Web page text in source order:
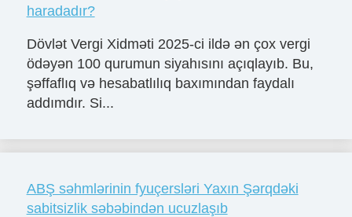
haradadır?
Dövlət Vergi Xidməti 2025-ci ildə ən çox vergi
ödəyən 100 qurumun siyahısını açıqlayıb. Bu,
şəffaflıq və hesabatlılıq baxımından faydalı
addımdır. Si...
ABŞ səhmlərinin fyuçersləri Yaxın Şərqdəki
sabitsizlik səbəbindən ucuzlaşıb